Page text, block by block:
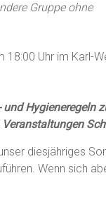
Gruppe ohne
Uhr im Karl-
Hygieneregeln
diesjähriges
Wenn sich